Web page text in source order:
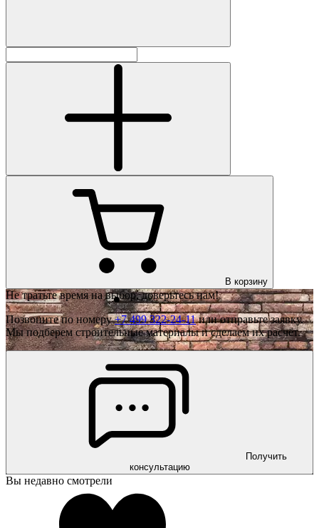
В корзину
Не тратьте время на выбор, доверьтесь нам!
Позвоните по номеру+7 499 322-24-11или отправьте заявку.
Мы подберем строительные материалы и сделаем их расчёт.
Получить
консультацию
Вы недавно смотрели